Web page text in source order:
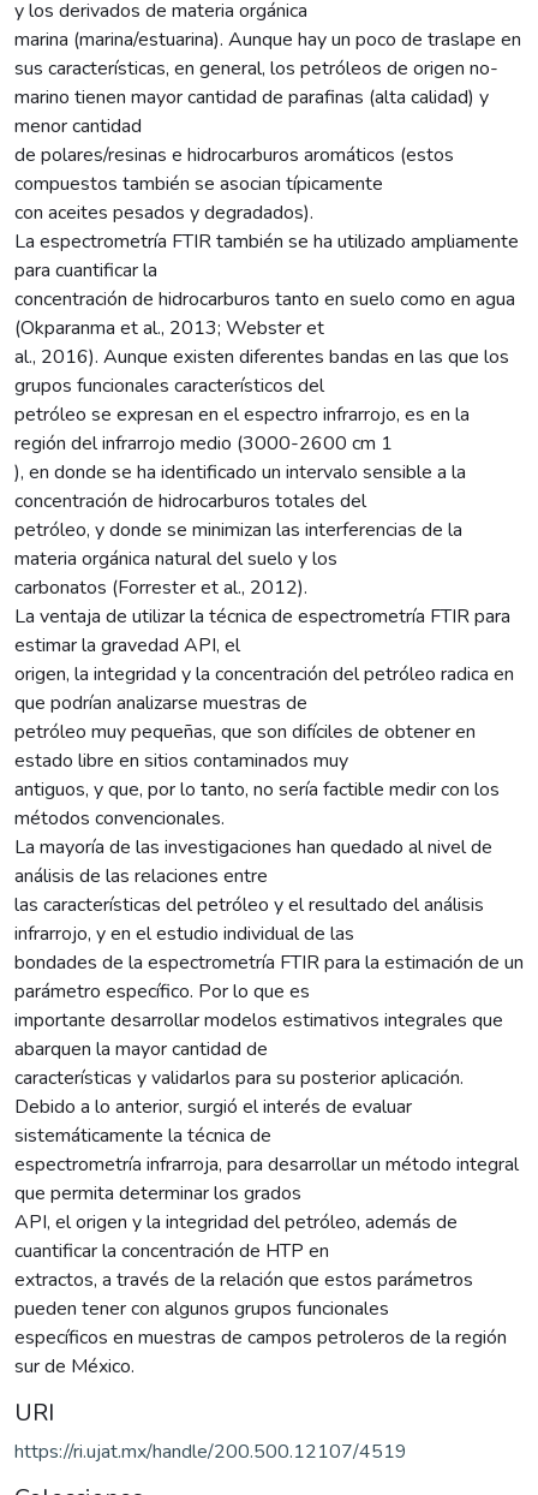
y los derivados de materia orgánica
marina (marina/estuarina). Aunque hay un poco de traslape en
sus características, en general, los petróleos de origen no-
marino tienen mayor cantidad de parafinas (alta calidad) y
menor cantidad
de polares/resinas e hidrocarburos aromáticos (estos
compuestos también se asocian típicamente
con aceites pesados y degradados).
La espectrometría FTIR también se ha utilizado ampliamente
para cuantificar la
concentración de hidrocarburos tanto en suelo como en agua
(Okparanma et al., 2013; Webster et
al., 2016). Aunque existen diferentes bandas en las que los
grupos funcionales característicos del
petróleo se expresan en el espectro infrarrojo, es en la
región del infrarrojo medio (3000-2600 cm 1
), en donde se ha identificado un intervalo sensible a la
concentración de hidrocarburos totales del
petróleo, y donde se minimizan las interferencias de la
materia orgánica natural del suelo y los
carbonatos (Forrester et al., 2012).
La ventaja de utilizar la técnica de espectrometría FTIR para
estimar la gravedad API, el
origen, la integridad y la concentración del petróleo radica en
que podrían analizarse muestras de
petróleo muy pequeñas, que son difíciles de obtener en
estado libre en sitios contaminados muy
antiguos, y que, por lo tanto, no sería factible medir con los
métodos convencionales.
La mayoría de las investigaciones han quedado al nivel de
análisis de las relaciones entre
las características del petróleo y el resultado del análisis
infrarrojo, y en el estudio individual de las
bondades de la espectrometría FTIR para la estimación de un
parámetro específico. Por lo que es
importante desarrollar modelos estimativos integrales que
abarquen la mayor cantidad de
características y validarlos para su posterior aplicación.
Debido a lo anterior, surgió el interés de evaluar
sistemáticamente la técnica de
espectrometría infrarroja, para desarrollar un método integral
que permita determinar los grados
API, el origen y la integridad del petróleo, además de
cuantificar la concentración de HTP en
extractos, a través de la relación que estos parámetros
pueden tener con algunos grupos funcionales
específicos en muestras de campos petroleros de la región
sur de México.
URI
https://ri.ujat.mx/handle/200.500.12107/4519